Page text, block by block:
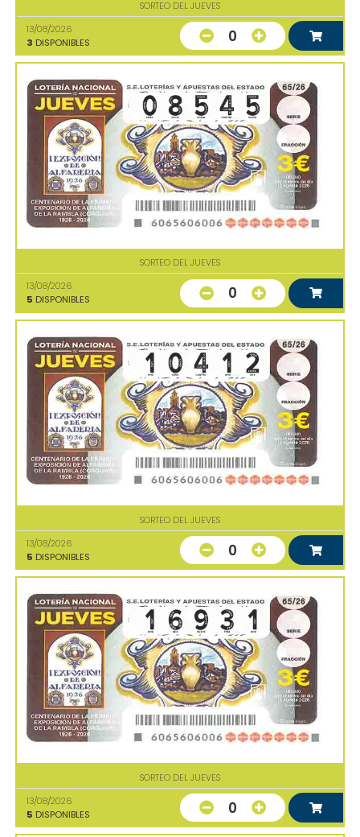
SORTEO DEL JUEVES
13/08/2026
3 DISPONIBLES 0
SORTEO DEL JUEVES
13/08/2026
5 DISPONIBLES 0
SORTEO DEL JUEVES
13/08/2026
5 DISPONIBLES 0
SORTEO DEL JUEVES
13/08/2026
5 DISPONIBLES 0